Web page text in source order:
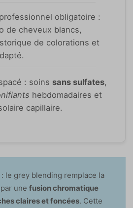
obligatoire :
de cheveux blancs,
de colorations et
: soins sans sulfates,
hebdomadaires et
capillaire.
: le grey blending remplace la
une fusion chromatique
claires et foncées. Cette